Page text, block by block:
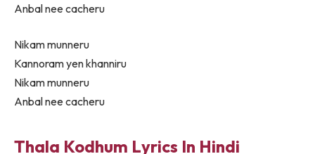
Anbal nee cacheru
Nikam munneru
Kannoram yen khanniru
Nikam munneru
Anbal nee cacheru
Thala Kodhum Lyrics In Hindi